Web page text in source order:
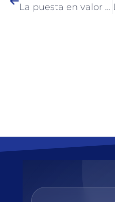
La puesta en valor de Plaza Washington avanza preservando su diseño original y sumando nuevos espacios de encuentro